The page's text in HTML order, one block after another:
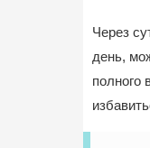
Через
день,
полного